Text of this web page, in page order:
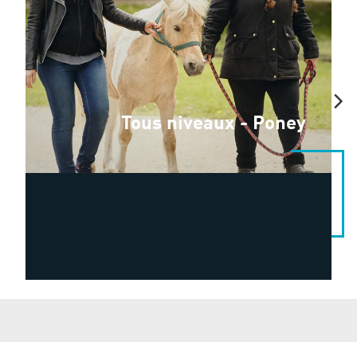
Tous niveaux - Poney